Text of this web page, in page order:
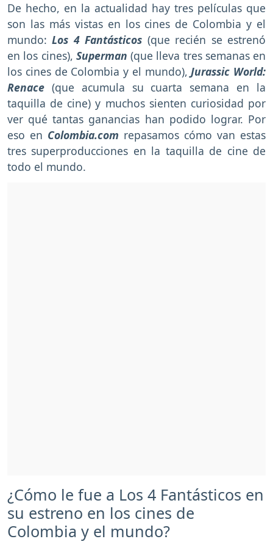
De hecho, en la actualidad hay tres películas que
son las más vistas en los cines de Colombia y el
mundo:Los 4 Fantásticos (que recién se estrenó
en los cines), Superman (que lleva tres semanas en
los cines de Colombia y el mundo),Jurassic World:
Renace (que acumula su cuarta semana en la
taquilla de cine) y muchos sienten curiosidad por
ver qué tantas ganancias han podido lograr. Por
eso en Colombia.com repasamos cómo van estas
tres superproducciones en la taquilla de cine de
todo el mundo.
¿Cómo le fue a Los 4 Fantásticos en
su estreno en los cines de
Colombia y el mundo?